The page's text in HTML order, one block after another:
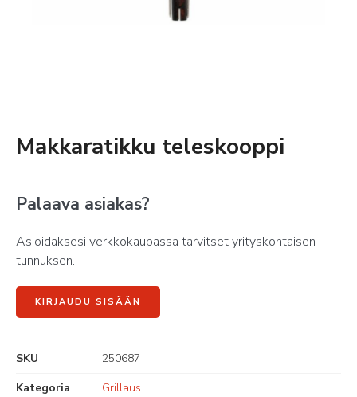
Makkaratikku teleskooppi
Palaava asiakas?
Asioidaksesi verkkokaupassa tarvitset yrityskohtaisen
tunnuksen.
KIRJAUDU SISÄÄN
SKU
250687
Kategoria
Grillaus